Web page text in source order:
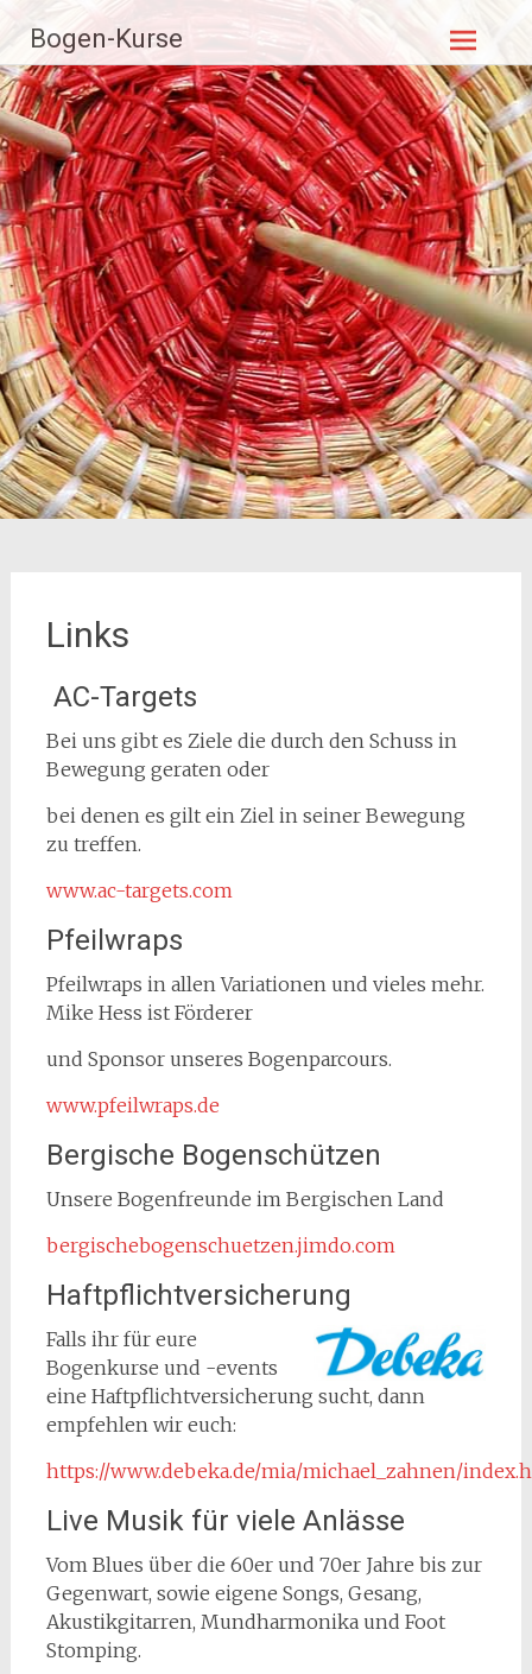
Bogen-Kurse
Weiter
zum
Inhalt
Links
AC-Targets
Bei uns gibt es Ziele die durch den Schuss in
Bewegung geraten oder
bei denen es gilt ein Ziel in seiner Bewegung
zu treffen.
www.ac-targets.com
Pfeilwraps
Pfeilwraps in allen Variationen und vieles mehr.
Mike Hess ist Förderer
und Sponsor unseres Bogenparcours.
www.pfeilwraps.de
Bergische Bogenschützen
Unsere Bogenfreunde im Bergischen Land
bergischebogenschuetzen.jimdo.com
Haftpflichtversicherung
Falls ihr für eure
Bogenkurse und -events
eine Haftpflichtversicherung sucht, dann
empfehlen wir euch:
https://www.debeka.de/mia/michael_zahnen/
Live Musik für viele Anlässe
Vom Blues über die 60er und 70er Jahre bis zur
Gegenwart, sowie eigene Songs, Gesang,
Akustikgitarren, Mundharmonika und Foot
Stomping.